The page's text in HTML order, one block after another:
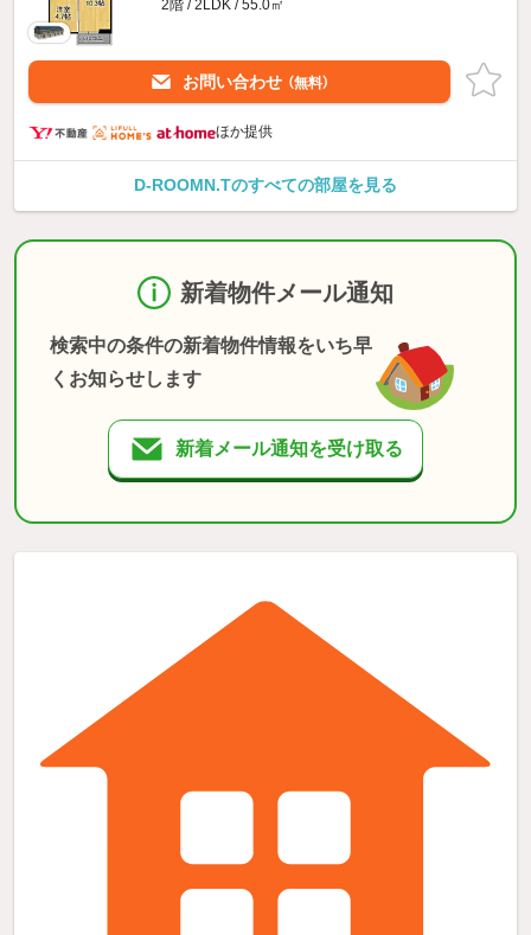
2階 / 2LDK / 55.0㎡
お問い合わせ （無料）
ほか提供
D-ROOMN.Tのすべての部屋を見る
新着物件メール通知
検索中の条件の新着物件情報をいち早
くお知らせします
新着メール通知を受け取る